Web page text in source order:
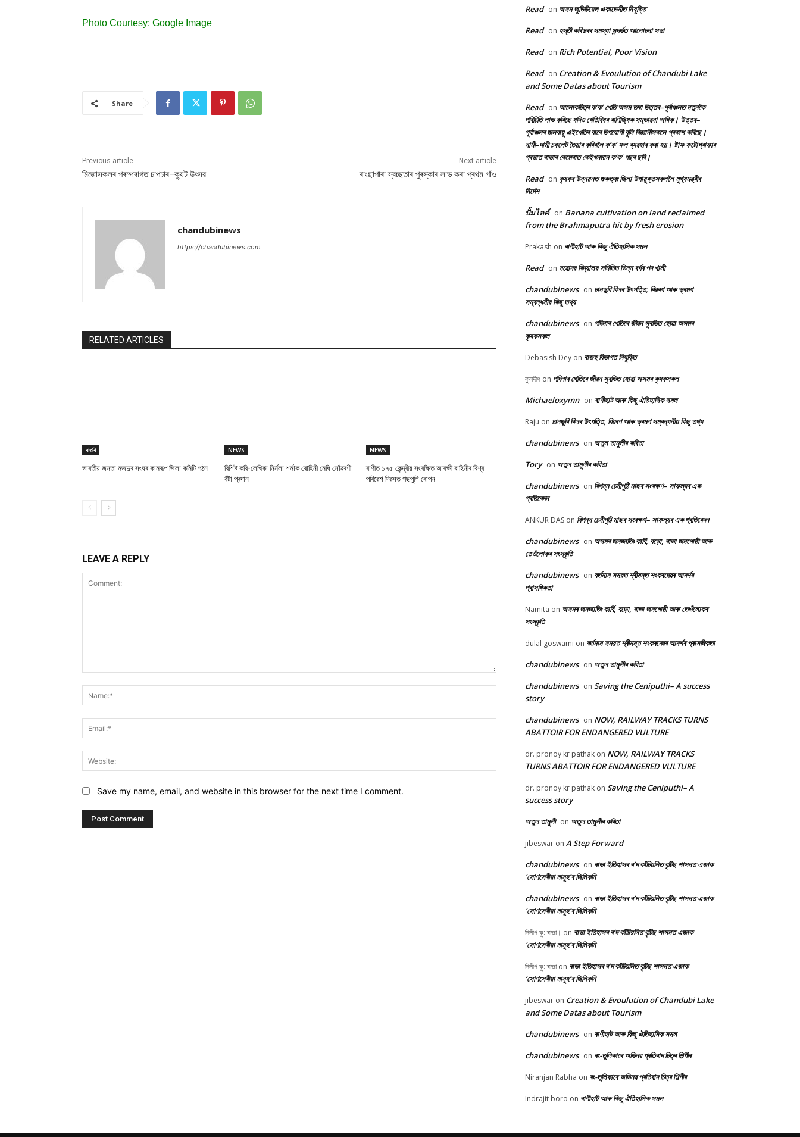
Photo Courtesy: Google Image
Share
Previous article
মিজোসকলৰ পৰম্পৰাগত চাপচাৰ–ক্যুট উৎসৱ
Next article
ৰাংছাপাৰা স্বচ্ছতাৰ পুৰস্কাৰ লাভ কৰা প্ৰথম গাঁও
chandubinews
https://chandubinews.com
RELATED ARTICLES
বাতৰি
ভাৰতীয় জনতা মজদুৰ সংঘৰ কামৰূপ জিলা কমিটি গঠন
NEWS
বিশিষ্ট কবি-লেখিকা নিৰ্মলা শৰ্মাক ৰোহিনী মেধি সোঁৱৰণী
বঁটা প্ৰদান
NEWS
ৰাণীত ১৭৫ কেন্দ্ৰীয় সংৰক্ষিত আৰক্ষী বাহিনীৰ বিশ্ব
পৰিৱেশ দিৱসত গছপুলি ৰোপন
LEAVE A REPLY
Website:
Save my name, email, and website in this browser for the next time I comment.
Read on অসম জুডিচিয়েল একাডেমীত নিযুক্তি
Read on হস্তী কৰিডৰৰ সমস্যা সন্দৰ্ভত আলোচনা সভা
Read on Rich Potential, Poor Vision
Read on Creation & Evoulution of Chandubi Lake
and Some Datas about Tourism
Read on আলোকচিত্ৰ ক’ক’ খেতি অসম তথা উত্তৰ–পূৰ্বাঞ্চলত নতুনকৈ
পৰিচিতি লাভ কৰিছে যদিও খেতিবিধৰ বাণিজ্যিক সম্ভাৱনা অধিক। উত্তৰ–
পূৰ্বাঞ্চলৰ জলবায়ু এইখেতিৰ বাবে উপযোগী বুলি বিজ্ঞানীসকলে প্ৰকাশ কৰিছে।
নামী–দামী চকলেট তৈয়াৰ কৰিবলৈ ক’ক’ ফল ব্যৱহাৰ কৰা হয়। ষ্টাফ ফটোগ্ৰাফাৰ
প্ৰভাত ৰাভাৰ কেমেৰাত কেইখনমান ক’ক’ গছৰ ছবি।
Read on কৃষকৰ উন্নয়নত গুৰুত্বঃ জিলা উপায়ুক্তসকললৈ মুখ্যমন্ত্ৰীৰ
নিৰ্দেশ
ปั้มไลค์ on Banana cultivation on land reclaimed
from the Brahmaputra hit by fresh erosion
Prakash on ৰাণীহাট আৰু কিছু ঐতিহাসিক সমল
Read on নৱোদয় বিদ্যালয় সমিতিত ভিন্ন বৰ্গৰ পদ খালী
chandubinews on চানডুবি বিলৰ উৎপত্তি, বিৱৰণ আৰু ভ্ৰমণ
সম্বন্ধনীয় কিছু তথ্য
chandubinews on পদিনাৰ খেতিৰে জীৱন সুৰভিত হোৱা অসমৰ
কৃষকসকল
Debasish Dey on ৰাজহ বিভাগত নিযুক্তি
কুলদীপ on পদিনাৰ খেতিৰে জীৱন সুৰভিত হোৱা অসমৰ কৃষকসকল
Michaeloxymn on ৰাণীহাট আৰু কিছু ঐতিহাসিক সমল
Raju on চানডুবি বিলৰ উৎপত্তি, বিৱৰণ আৰু ভ্ৰমণ সম্বন্ধনীয় কিছু তথ্য
chandubinews on অতুল তামুলীৰ কবিতা
Tory on অতুল তামুলীৰ কবিতা
chandubinews on বিপন্ন চেনীপুঠি মাছৰ সংৰক্ষণ– সাফল্যৰ এক
প্ৰতিবেদন
ANKUR DAS on বিপন্ন চেনীপুঠি মাছৰ সংৰক্ষণ– সাফল্যৰ এক প্ৰতিবেদন
chandubinews on অসমৰ জনজাতিঃ কাৰ্বি, বড়ো, ৰাভা জনগোষ্ঠী আৰু
তেওঁলোকৰ সংস্কৃতি
chandubinews on বৰ্তমান সময়ত শ্ৰীমন্ত শংকৰদেৱৰ আদৰ্শৰ
প্ৰাসঙ্গিকতা
Namita on অসমৰ জনজাতিঃ কাৰ্বি, বড়ো, ৰাভা জনগোষ্ঠী আৰু তেওঁলোকৰ
সংস্কৃতি
dulal goswami on বৰ্তমান সময়ত শ্ৰীমন্ত শংকৰদেৱৰ আদৰ্শৰ প্ৰাসঙ্গিকতা
chandubinews on অতুল তামুলীৰ কবিতা
chandubinews on Saving the Ceniputhi– A success
story
chandubinews on NOW, RAILWAY TRACKS TURNS
ABATTOIR FOR ENDANGERED VULTURE
dr. pronoy kr pathak on NOW, RAILWAY TRACKS
TURNS ABATTOIR FOR ENDANGERED VULTURE
dr. pronoy kr pathak on Saving the Ceniputhi– A
success story
অতুল তামুলী on অতুল তামুলীৰ কবিতা
jibeswar on A Step Forward
chandubinews on ৰাভা ইতিহাসৰ ৰ’দ কাঁচিয়লিত বৃটিছ শাসনত এজাক
‘সোণসেৰীয়া মানুহ’ৰ জিলিকনি
chandubinews on ৰাভা ইতিহাসৰ ৰ’দ কাঁচিয়লিত বৃটিছ শাসনত এজাক
‘সোণসেৰীয়া মানুহ’ৰ জিলিকনি
দিলীপ কু: ৰাভা। on ৰাভা ইতিহাসৰ ৰ’দ কাঁচিয়লিত বৃটিছ শাসনত এজাক
‘সোণসেৰীয়া মানুহ’ৰ জিলিকনি
দিলীপ কু: ৰাভাon ৰাভা ইতিহাসৰ ৰ’দ কাঁচিয়লিত বৃটিছ শাসনত এজাক
‘সোণসেৰীয়া মানুহ’ৰ জিলিকনি
jibeswar on Creation & Evoulution of Chandubi Lake
and Some Datas about Tourism
chandubinews on ৰাণীহাট আৰু কিছু ঐতিহাসিক সমল
chandubinews on ৰং-তুলিকাৰে অভিনৱ প্ৰতিবাদ চিত্ৰ শিল্পীৰ
Niranjan Rabha on ৰং-তুলিকাৰে অভিনৱ প্ৰতিবাদ চিত্ৰ শিল্পীৰ
Indrajit boro on ৰাণীহাট আৰু কিছু ঐতিহাসিক সমল